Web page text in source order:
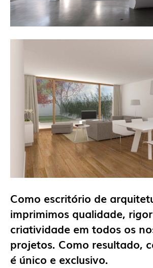
Como escritório de
imprimimos qualidade,
criatividade em todos os
projetos. Como resultado,
é único e exclusivo.